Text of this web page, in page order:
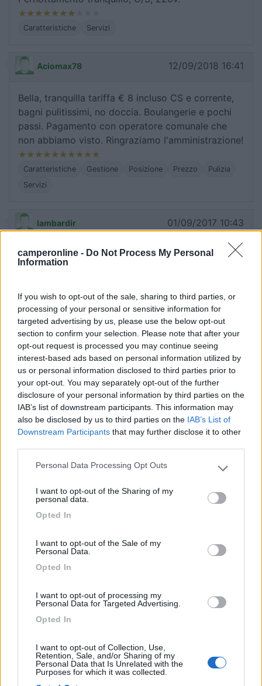
camperonline - Do Not Process My Personal
Information
If you wish to opt-out of the sale, sharing to third parties, or
processing of your personal or sensitive information for
targeted advertising by us, please use the below opt-out
section to confirm your selection. Please note that after your
opt-out request is processed you may continue seeing
interest-based ads based on personal information utilized by
us or personal information disclosed to third parties prior to
your opt-out. You may separately opt-out of the further
disclosure of your personal information by third parties on the
IAB’s list of downstream participants. This information may
also be disclosed by us to third parties on the IAB’s List of
Downstream Participants that may further disclose it to other
Please note that this website/app uses one or more Google
not limited to your visit or usage behaviour. You may click to
use your data for below specified purposes in below Google
Personal Data Processing Opt Outs
I want to opt-out of the Sharing of my
personal data.
Opted In
I want to opt-out of the Sale of my
Personal Data.
Opted In
I want to opt-out of processing my
Personal Data for Targeted Advertising.
Opted In
I want to opt-out of Collection, Use,
Retention, Sale, and/or Sharing of my
Personal Data that Is Unrelated with the
Purposes for which it was collected.
Caratteristiche Servizi
Aciomax78 12/09/2018 16:41
Bella, tranquilla tariffa € 8 incluso CS e corrente,
bagni pulitissimi, no doccia. Boulangerie e pochi
passi. Pagamento con operatore comunale che
non abbiamo visto. Ringraziamo l'amministrazione!
Caratteristiche Gestione Posizione Prezzo
Pulizia
Servizi
lambardir 01/09/2017 10:43
Area completa di tutto. Esiste anche connessione
wifi libera e gratuita
Servizi
Yuma-58 03/10/2016 10:44
Tranquillissima, ho fatto lo scarico delle grigie
senza alcun problema, è facilissimo, c'è la grata
per terra e basta centrarla con il proprio scarico
Caratteristiche Servizi
Yuma-58 02/10/2016 20:27
Area bellissima e completa
corsaro81
Bella area di sosta con tutti i servizi ad eccezione
dello scarico delle nere con nautico. Tranquilla.
Yuma-58